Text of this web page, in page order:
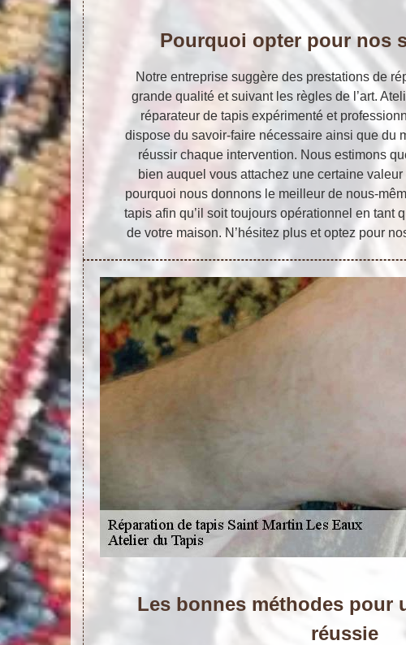
Pourquoi opter pour nos
Notre entreprise suggère des prestations de
grande qualité et suivant les règles de l’art.
réparateur de tapis expérimenté et
dispose du savoir-faire nécessaire ainsi que du
réussir chaque intervention. Nous estimons
bien auquel vous attachez une certaine valeur
pourquoi nous donnons le meilleur de nous-
tapis afin qu’il soit toujours opérationnel en tant
de votre maison. N’hésitez plus et optez pour
Les bonnes méthodes pour
réussie